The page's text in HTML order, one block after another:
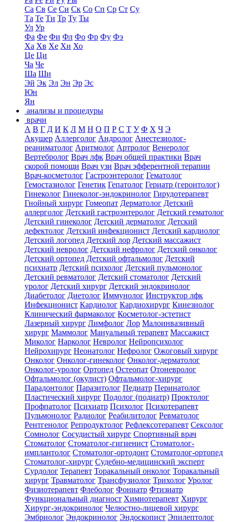
Са Св Се Си Ск Со Сп Ср Ст Су
Та Те Ти Тр Ту Ты
Ул Ур
Фа Фе Фи Фл Фо Фр Фу Фэ
Ха Хв Хе Хи Хо
Це Ци
Ча Че
Ша Ши
Эй Эк Эл Эн Эр Эс
Юн
Ян
анализы и процедуры
врачи
А В Г Д И К Л М Н О П Р С Т У Ф Х Ч Э
Акушер Аллерголог Андролог Анестезиолог-
реаниматолог Аритмолог Артролог Венеролог
Вертебролог Врач лфк Врач общей практики Врач
скорой помощи Врач узи Врач эфферентной терапии
Врач-косметолог Гастроэнтеролог Гематолог
Гемостазиолог Генетик Гепатолог Гериатр (геронтолог)
Гинеколог Гинеколог-эндокринолог Гирудотерапевт
Гнойный хирург Гомеопат Дерматолог Детский
аллерголог Детский гастроэнтеролог Детский гематолог
Детский гинеколог Детский дерматолог Детский
дефектолог Детский инфекционист Детский кардиолог
Детский логопед Детский лор Детский массажист
Детский невролог Детский нефролог Детский онколог
Детский ортопед Детский офтальмолог Детский
психиатр Детский психолог Детский пульмонолог
Детский ревматолог Детский стоматолог Детский
уролог Детский хирург Детский эндокринолог
Диабетолог Диетолог Иммунолог Инструктор лфк
Инфекционист Кардиолог Кардиохирург Кинезиолог
Клинический фармаколог Косметолог-эстетист
Лазерный хирург Лимфолог Лор Малоинвазивный
хирург Маммолог Мануальный терапевт Массажист
Миколог Нарколог Невролог Нейропсихолог
Нейрохирург Неонатолог Нефролог Ожоговый хирург
Онколог Онколог-гинеколог Онколог-дерматолог
Онколог-уролог Ортопед Остеопат Отоневролог
Офтальмолог (окулист) Офтальмолог-хирург
Парадонтолог Паразитолог Педиатр Перинатолог
Пластический хирург Подолог (подиатр) Проктолог
Профпатолог Психиатр Психолог Психотерапевт
Пульмонолог Радиолог Реабилитолог Ревматолог
Рентгенолог Репродуктолог Рефлексотерапевт Сексолог
Сомнолог Сосудистый хирург Спортивный врач
Стоматолог Стоматолог-гигиенист Стоматолог-
имплантолог Стоматолог-ортодонт Стоматолог-ортопед
Стоматолог-хирург Судебно-медицинский эксперт
Сурдолог Терапевт Торакальный онколог Торакальный
хирург Травматолог Трансфузиолог Трихолог Уролог
Физиотерапевт Флеболог Фониатр Фтизиатр
Функциональный диагност Химиотерапевт Хирург
Хирург-эндокринолог Челюстно-лицевой хирург
Эмбриолог Эндокринолог Эндоскопист Эпилептолог